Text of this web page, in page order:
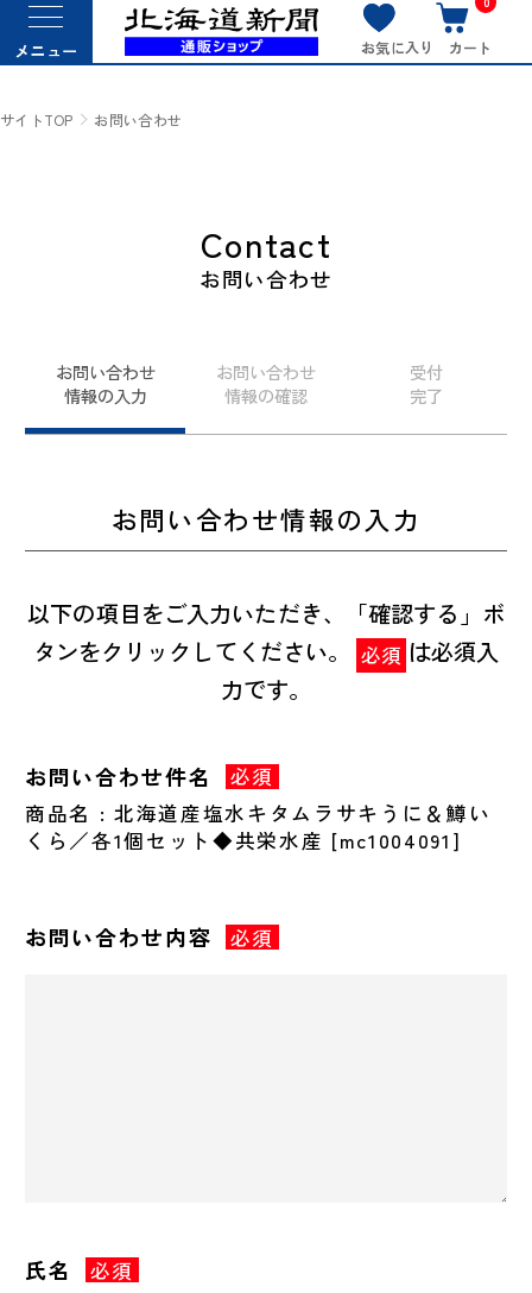
メニュー お気に入り カート
サイトTOP お問い合わせ
Contact
お問い合わせ
お問い合わせ
情報の入力
お問い合わせ
情報の確認
受付
完了
お問い合わせ情報の入力
以下の項目をご入力いただき、「確認する」ボ
タンをクリックしてください。
必須 は必須入
力です。
お問い合わせ件名
必須
商品名 : 北海道産塩水キタムラサキうに＆鱒い
くら／各1個セット◆共栄水産 [mc1004091]
お問い合わせ内容 必須
氏名 必須